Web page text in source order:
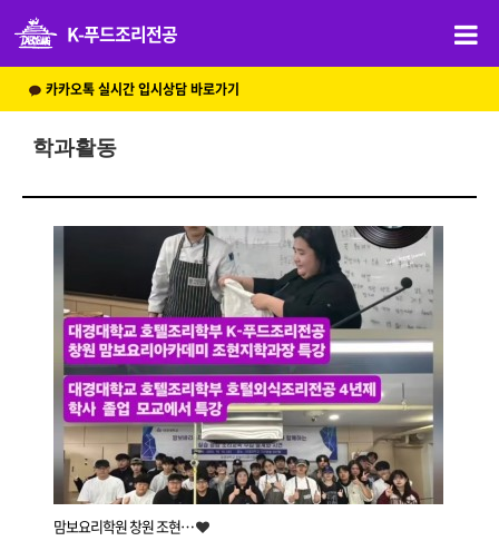
K-푸드조리전공
카카오톡 실시간 입시상담 바로가기
학과활동
맘보요리학원 창원 조현…